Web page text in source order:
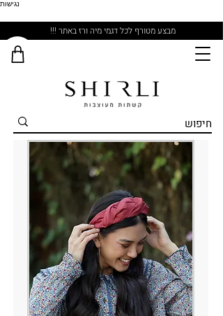
נגישות
מבצע מטורף לכל דגמי מיה ורז באתר !!!